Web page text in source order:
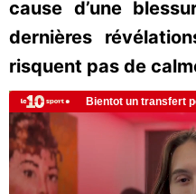
cause d’une
dernières
risquent pas de